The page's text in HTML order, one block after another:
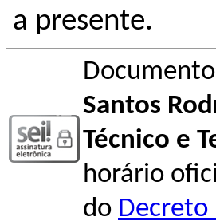
a presente.
Santos
Técnico e
horário
do Decreto